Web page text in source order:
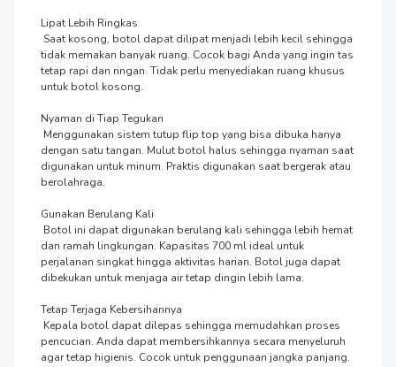
Lipat Lebih Ringkas
tidak memakan banyak ruang. Cocok bagi Anda yang ingin tas
tetap rapi dan ringan. Tidak perlu menyediakan ruang khusus
untuk botol kosong.
Nyaman di Tiap Tegukan
dengan satu tangan. Mulut botol halus sehingga nyaman saat
digunakan untuk minum. Praktis digunakan saat bergerak atau
berolahraga.
Gunakan Berulang Kali
dan ramah lingkungan. Kapasitas 700 ml ideal untuk
perjalanan singkat hingga aktivitas harian. Botol juga dapat
dibekukan untuk menjaga air tetap dingin lebih lama.
Tetap Terjaga Kebersihannya
pencucian. Anda dapat membersihkannya secara menyeluruh
agar tetap higienis. Cocok untuk penggunaan jangka panjang.